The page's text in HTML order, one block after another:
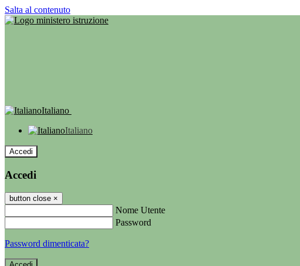
Salta al contenuto
Italiano
Italiano
Accedi
Accedi
button close ×
Nome Utente
Password
Password dimenticata?